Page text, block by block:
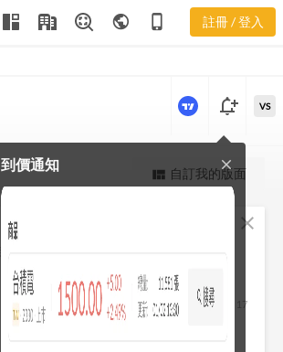
public phone_iphone 註冊 / 登入
更強大的進階價量圖表
notification_add
到價通知 close
VS
view_quilt 自訂我的版面
close
17